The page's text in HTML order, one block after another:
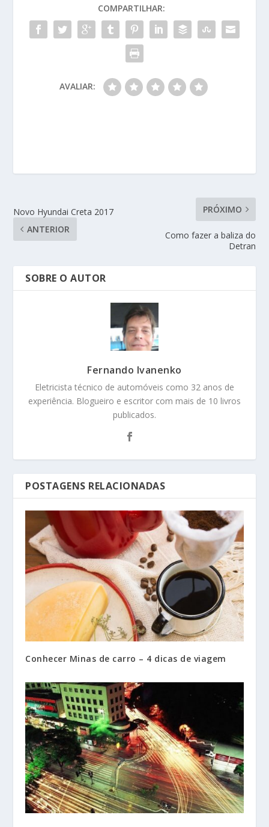
COMPARTILHAR:
AVALIAR:
Novo Hyundai Creta 2017
ANTERIOR
PRÓXIMO
Como fazer a baliza do
Detran
SOBRE O AUTOR
Fernando Ivanenko
Eletricista técnico de automóveis como 32 anos de
experiência. Blogueiro e escritor com mais de 10 livros
publicados.
POSTAGENS RELACIONADAS
Conhecer Minas de carro – 4 dicas de viagem